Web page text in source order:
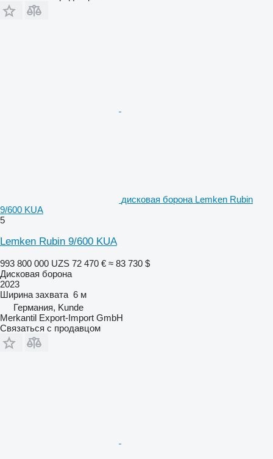
дисковая борона Lemken Rubin
9/600 KUA
5
Lemken Rubin 9/600 KUA
993 800 000 UZS 72 470 € ≈ 83 730 $
Дисковая борона
2023
Ширина захвата 6 м
Германия, Kunde
Merkantil Export-Import GmbH
Связаться с продавцом